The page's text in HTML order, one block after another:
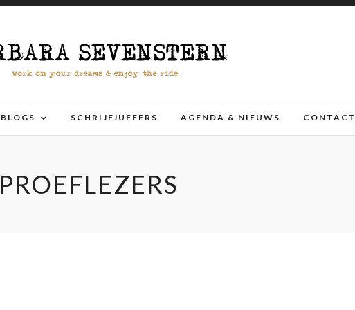
BLOGS SCHRIJFJUFFERS AGENDA & NIEUWS CONTACT
PROEFLEZERS